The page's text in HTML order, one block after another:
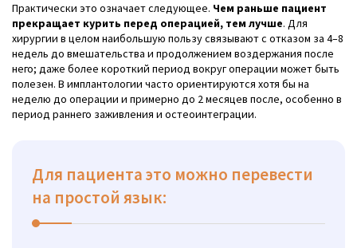
Практически это означает следующее. Чем раньше пациент
прекращает курить перед операцией, тем лучше. Для
хирургии в целом наибольшую пользу связывают с отказом за 4–8
недель до вмешательства и продолжением воздержания после
него; даже более короткий период вокруг операции может быть
полезен. В имплантологии часто ориентируются хотя бы на
неделю до операции и примерно до 2 месяцев после, особенно в
период раннего заживления и остеоинтеграции.
Для пациента это можно перевести
на простой язык: